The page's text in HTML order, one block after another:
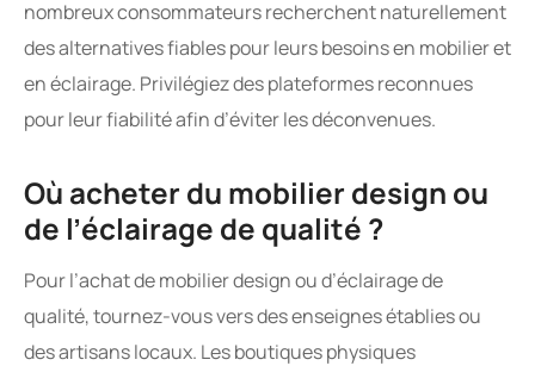
nombreux consommateurs recherchent naturellement
des alternatives fiables pour leurs besoins en mobilier et
en éclairage. Privilégiez des plateformes reconnues
pour leur fiabilité afin d’éviter les déconvenues.
Où acheter du mobilier design ou
de l’éclairage de qualité ?
Pour l’achat de mobilier design ou d’éclairage de
qualité, tournez-vous vers des enseignes établies ou
des artisans locaux. Les boutiques physiques